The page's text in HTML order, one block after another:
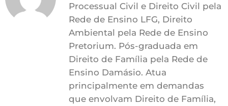
Processual Civil e Direito Civil pela
Rede de Ensino LFG, Direito
Ambiental pela Rede de Ensino
Pretorium. Pós-graduada em
Direito de Família pela Rede de
Ensino Damásio. Atua
principalmente em demandas
que envolvam Direito de Família,